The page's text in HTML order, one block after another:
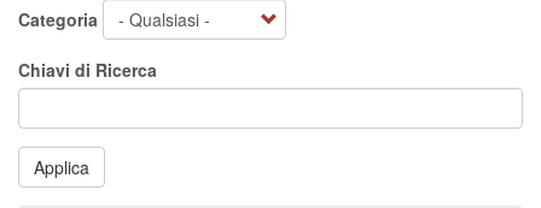
Categoria
Chiavi di Ricerca
Applica